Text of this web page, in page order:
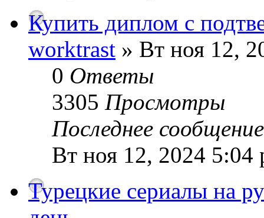
Купить диплом с
worktrast » Вт ноя 12,
0 Ответы
3305 Просмотры
Последнее
Вт ноя 12, 2024 5:04
Турецкие сериалы на